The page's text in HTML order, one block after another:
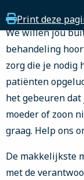
Print deze
We willen jou
behandeling
zorg die je nodig
patiënten
het gebeuren
moeder of zoon
graag. Help ons
De makkelijkste
met de